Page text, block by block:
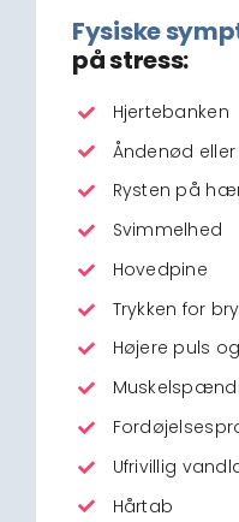
Fysiske
på stress:
Hjertebanken
Åndenød
Rysten på
Svimmelhed
Hovedpine
Trykken for
Højere puls
Ufrivillig
Hårtab